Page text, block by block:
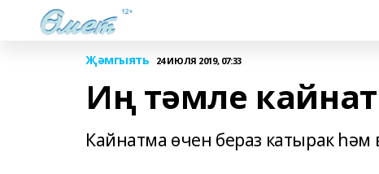
Җәмгыять 24 ИЮЛЯ 2019, 07:33
Иң тәмле
Кайнатма өчен бераз катырак һәм